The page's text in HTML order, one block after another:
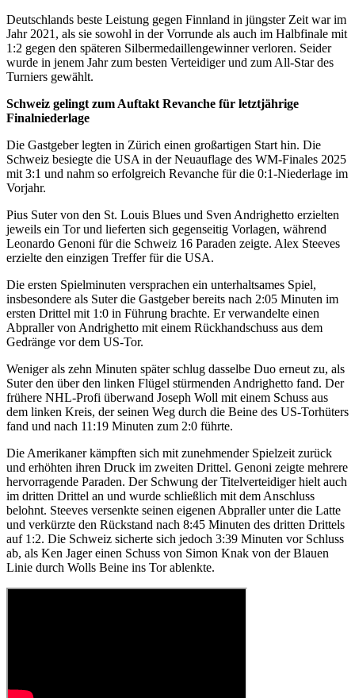
Deutschlands beste Leistung gegen Finnland in jüngster Zeit war im
Jahr 2021, als sie sowohl in der Vorrunde als auch im Halbfinale mit
1:2 gegen den späteren Silbermedaillengewinner verloren. Seider
wurde in jenem Jahr zum besten Verteidiger und zum All-Star des
Turniers gewählt.
Schweiz gelingt zum Auftakt Revanche für letztjährige
Finalniederlage
Die Gastgeber legten in Zürich einen großartigen Start hin. Die
Schweiz besiegte die USA in der Neuauflage des WM-Finales 2025
mit 3:1 und nahm so erfolgreich Revanche für die 0:1-Niederlage im
Vorjahr.
Pius Suter von den St. Louis Blues und Sven Andrighetto erzielten
jeweils ein Tor und lieferten sich gegenseitig Vorlagen, während
Leonardo Genoni für die Schweiz 16 Paraden zeigte. Alex Steeves
erzielte den einzigen Treffer für die USA.
Die ersten Spielminuten versprachen ein unterhaltsames Spiel,
insbesondere als Suter die Gastgeber bereits nach 2:05 Minuten im
ersten Drittel mit 1:0 in Führung brachte. Er verwandelte einen
Abpraller von Andrighetto mit einem Rückhandschuss aus dem
Gedränge vor dem US-Tor.
Weniger als zehn Minuten später schlug dasselbe Duo erneut zu, als
Suter den über den linken Flügel stürmenden Andrighetto fand. Der
frühere NHL-Profi überwand Joseph Woll mit einem Schuss aus
dem linken Kreis, der seinen Weg durch die Beine des US-Torhüters
fand und nach 11:19 Minuten zum 2:0 führte.
Die Amerikaner kämpften sich mit zunehmender Spielzeit zurück
und erhöhten ihren Druck im zweiten Drittel. Genoni zeigte mehrere
hervorragende Paraden. Der Schwung der Titelverteidiger hielt auch
im dritten Drittel an und wurde schließlich mit dem Anschluss
belohnt. Steeves versenkte seinen eigenen Abpraller unter die Latte
und verkürzte den Rückstand nach 8:45 Minuten des dritten Drittels
auf 1:2. Die Schweiz sicherte sich jedoch 3:39 Minuten vor Schluss
ab, als Ken Jager einen Schuss von Simon Knak von der Blauen
Linie durch Wolls Beine ins Tor ablenkte.